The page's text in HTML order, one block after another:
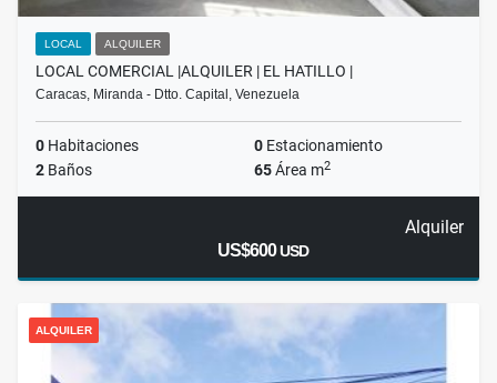
LOCAL ALQUILER
LOCAL COMERCIAL |ALQUILER | EL HATILLO |
Caracas, Miranda - Dtto. Capital, Venezuela
0 Habitaciones 0 Estacionamiento
2 Baños 65Área m2
Alquiler
US$600USD
ALQUILER